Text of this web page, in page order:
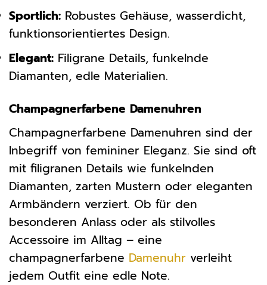
Sportlich: Robustes Gehäuse, wasserdicht,
funktionsorientiertes Design.
Elegant: Filigrane Details, funkelnde
Diamanten, edle Materialien.
Champagnerfarbene Damenuhren
Champagnerfarbene Damenuhren sind der
Inbegriff von femininer Eleganz. Sie sind oft
mit filigranen Details wie funkelnden
Diamanten, zarten Mustern oder eleganten
Armbändern verziert. Ob für den
besonderen Anlass oder als stilvolles
Accessoire im Alltag – eine
champagnerfarbene Damenuhr verleiht
jedem Outfit eine edle Note.